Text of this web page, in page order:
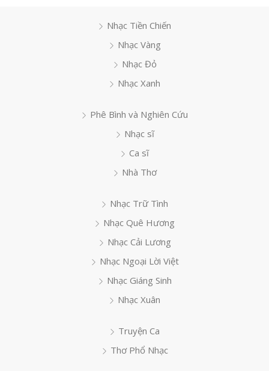
Nhạc Tiền Chiến
Nhạc Vàng
Nhạc Đỏ
Nhạc Xanh
Phê Bình và Nghiên Cứu
Nhạc sĩ
Ca sĩ
Nhà Thơ
Nhạc Trữ Tình
Nhạc Quê Hương
Nhạc Cải Lương
Nhạc Ngoại Lời Việt
Nhạc Giáng Sinh
Nhạc Xuân
Truyện Ca
Thơ Phổ Nhạc